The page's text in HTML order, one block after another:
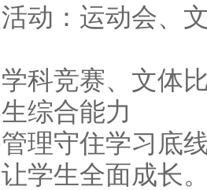
：运动会、文
竞赛、文体比
综合能力
守住学习底线
学生全面成长